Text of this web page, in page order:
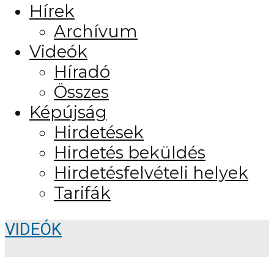
Hírek
Archívum
Videók
Híradó
Összes
Képújság
Hirdetések
Hirdetés beküldés
Hirdetésfelvételi helyek
Tarifák
VIDEÓK